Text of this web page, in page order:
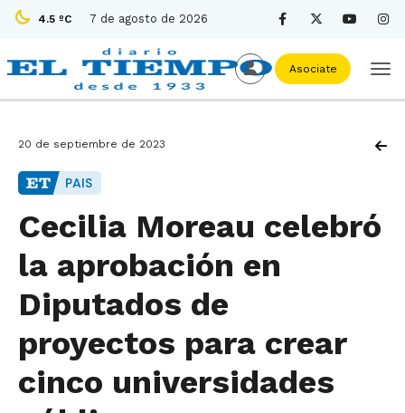
4.5 ºC 7 de agosto de 2026
Asociate
20 de septiembre de 2023
PAIS
Cecilia Moreau celebró
la aprobación en
Diputados de
proyectos para crear
cinco universidades